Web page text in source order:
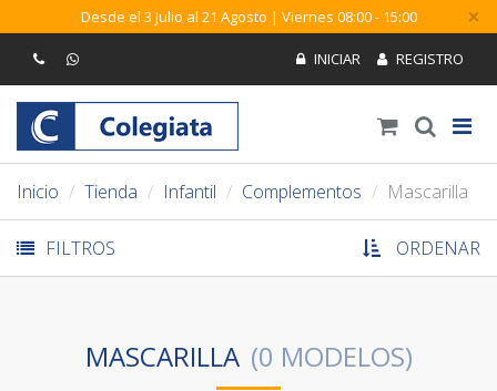
Desde el 3 Julio al 21 Agosto | Viernes 08:00 - 15:00 ×
Inicio Tienda Infantil Complementos Mascarilla
FILTROS ORDENAR
MASCARILLA